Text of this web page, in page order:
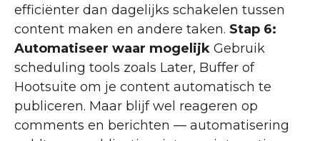
efficiënter dan dagelijks schakelen tussen
content maken en andere taken. Stap 6:
Automatiseer waar mogelijk Gebruik
scheduling tools zoals Later, Buffer of
Hootsuite om je content automatisch te
publiceren. Maar blijf wel reageren op
comments en berichten — automatisering